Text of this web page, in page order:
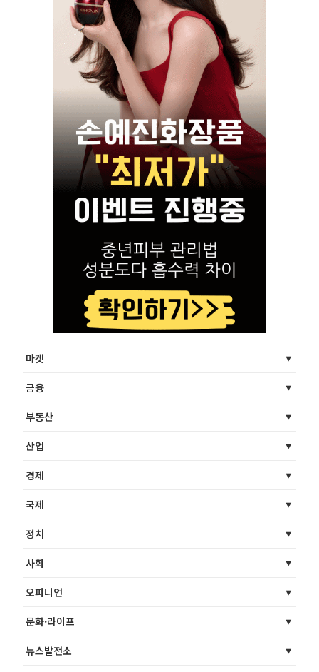
마켓
금융
부동산
산업
경제
국제
정치
사회
오피니언
문화·라이프
뉴스발전소